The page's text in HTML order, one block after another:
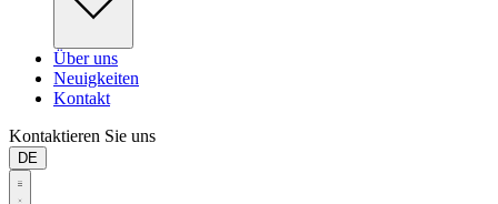
Über uns
Neuigkeiten
Kontakt
Kontaktieren Sie uns
DE